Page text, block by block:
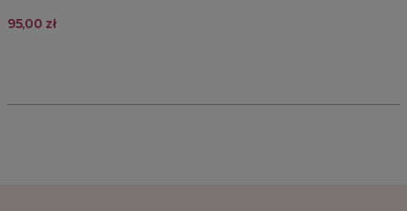
95,00 zł